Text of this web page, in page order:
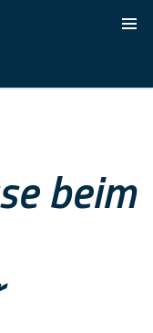
beim